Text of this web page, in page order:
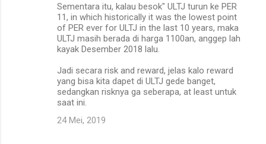
Sementara itu, kalau besok" ULTJ turun ke PER
11, in which historically it was the lowest point
of PER ever for ULTJ in the last 10 years, maka
ULTJ masih berada di harga 1100an, anggep lah
kayak Desember 2018 lalu.
Jadi secara risk and reward, jelas kalo reward
yang bisa kita dapet di ULTJ gede banget,
sedangkan risknya ga seberapa, at least untuk
saat ini.
24 Mei, 2019